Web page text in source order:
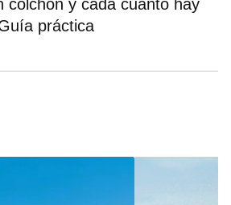
colchón y cada cuánto hay
práctica